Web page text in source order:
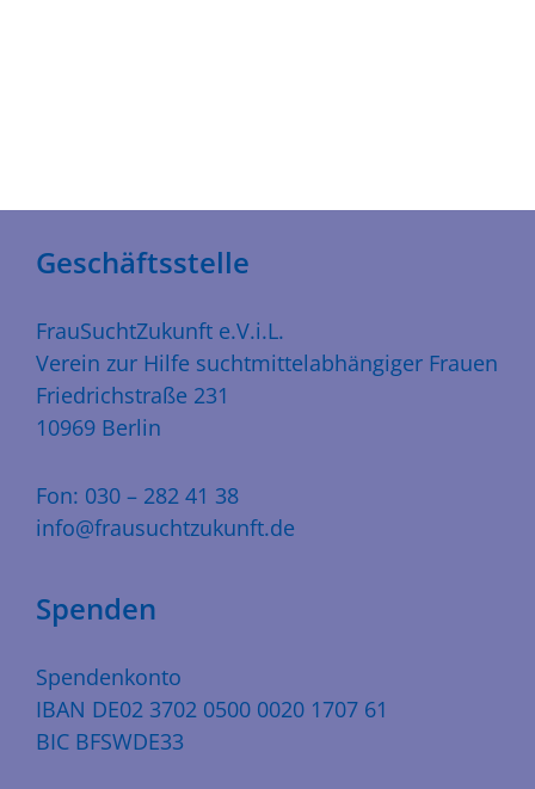
Geschäftsstelle
FrauSuchtZukunft e.V.i.L.
Verein zur Hilfe suchtmittelabhängiger Frauen
Friedrichstraße 231
10969 Berlin
Fon: 030 – 282 41 38
info@frausuchtzukunft.de
Spenden
Spendenkonto
IBAN DE02 3702 0500 0020 1707 61
BIC BFSWDE33